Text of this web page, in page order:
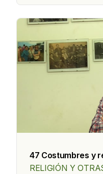
47 Costumbres y
RELIGIÓN Y